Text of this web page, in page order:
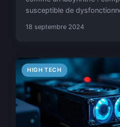
susceptible de
18 septembre 2024
HIGH TECH